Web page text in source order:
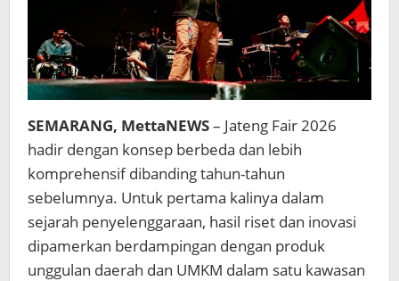
SEMARANG, MettaNEWS– Jateng Fair 2026
hadir dengan konsep berbeda dan lebih
komprehensif dibanding tahun-tahun
sebelumnya. Untuk pertama kalinya dalam
sejarah penyelenggaraan, hasil riset dan inovasi
dipamerkan berdampingan dengan produk
unggulan daerah dan UMKM dalam satu kawasan